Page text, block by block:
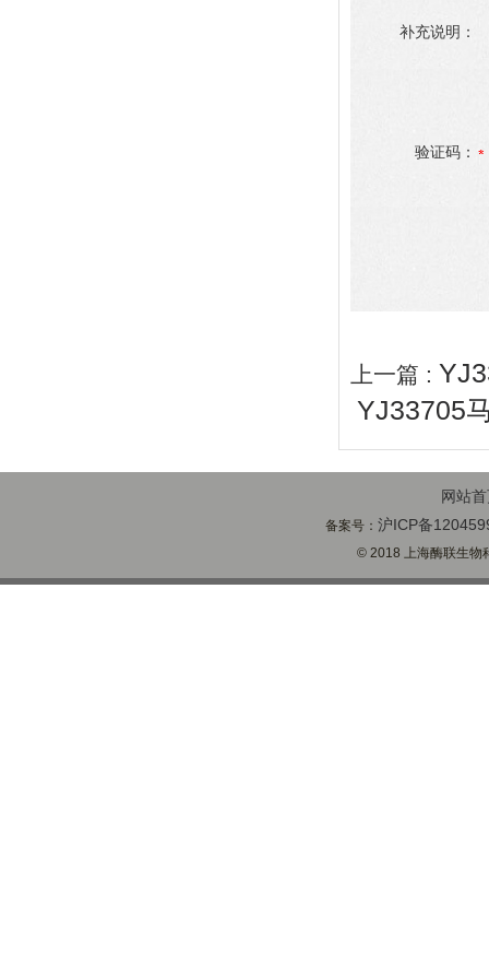
补充说明：
验证码：
上一篇 :
YJ33705
网站
备案号：沪ICP备
© 2018 上海酶联生物